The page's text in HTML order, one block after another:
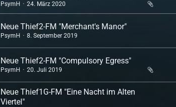
PsymH 24. März 2020
Neue Thief2-FM "Merchant's Manor"
PsymH 8. September 2019
Neue Thief2-FM "Compulsory Egress"
PsymH 20. Juli 2019
Neue Thief1G-FM "Eine Nacht im Alten
Viertel"